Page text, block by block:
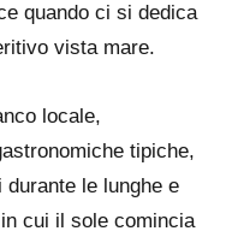
quando ci si dedica
vista mare.
locale,
tipiche,
le lunghe e
cui il sole comincia